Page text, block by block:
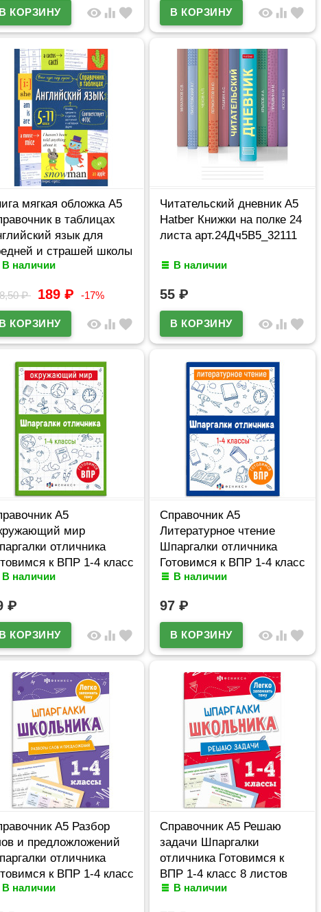
visibility equalizer favorite visibility equalizer favorite
мягкая обложка А5
в таблицах
язык для
и страшей школы
классы Айрис
В наличии
₽ 189 ₽ -17%
visibility equalizer favorite
Читательский дневник А5
Hatber Книжки на полке 24
листа арт.24Дч5В5_32111
В наличии
55₽
visibility equalizer favorite
А5
мир
отличника
к ВПР 1-4 класс
листов Феникс
В наличии
₽
visibility equalizer favorite
Справочник А5
Литературное чтение
Шпаргалки отличника
Готовимся к ВПР 1-4 класс
16 листов Феникс
В наличии
97₽
visibility equalizer favorite
А5 Разбор
и предложложений
отличника
к ВПР 1-4 класс
Феникс арт.71680
В наличии
Справочник А5 Решаю
задачи Шпаргалки
отличника Готовимся к
ВПР 1-4 класс 8 листов
Феникс арт.71681
В наличии